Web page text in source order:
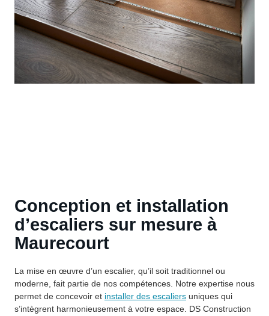
Conception et installation
d’escaliers sur mesure à
Maurecourt
La mise en œuvre d’un escalier, qu’il soit traditionnel ou
moderne, fait partie de nos compétences. Notre expertise nous
permet de concevoir et installer des escaliers uniques qui
s’intègrent harmonieusement à votre espace. DS Construction